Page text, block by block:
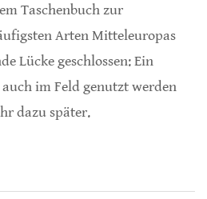
Taschenbuch zur
Arten Mitteleuropas
Lücke geschlossen: Ein
im Feld genutzt werden
dazu später.